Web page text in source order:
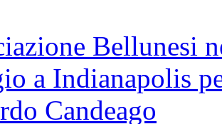
Bellunesi
a Indianapolis
Candeago